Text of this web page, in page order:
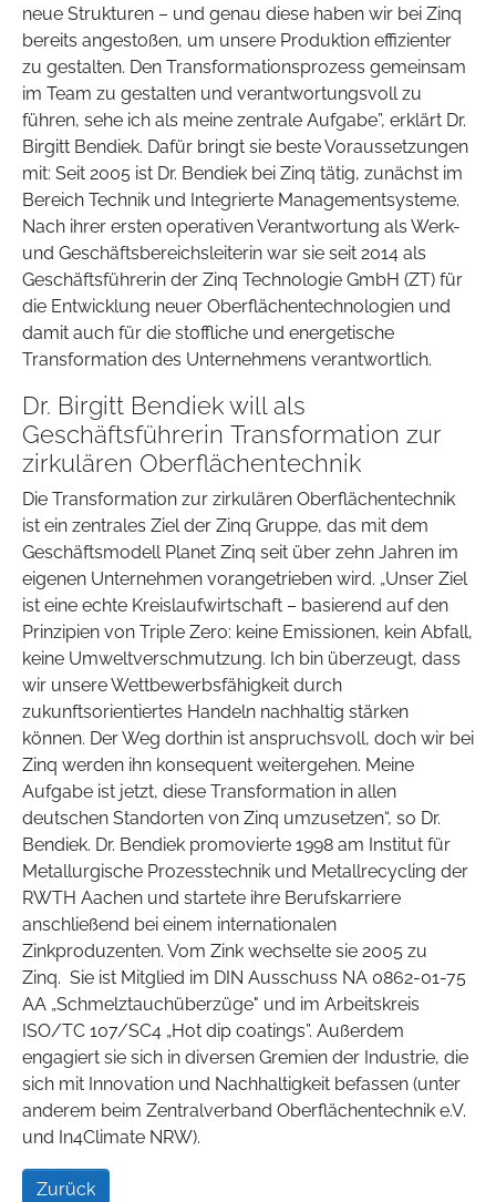
neue Strukturen – und genau diese haben wir bei Zinq
bereits angestoßen, um unsere Produktion effizienter
zu gestalten. Den Transformationsprozess gemeinsam
im Team zu gestalten und verantwortungsvoll zu
führen, sehe ich als meine zentrale Aufgabe”, erklärt Dr.
Birgitt Bendiek. Dafür bringt sie beste Voraussetzungen
mit: Seit 2005 ist Dr. Bendiek bei Zinq tätig, zunächst im
Bereich Technik und Integrierte Managementsysteme.
Nach ihrer ersten operativen Verantwortung als Werk-
und Geschäftsbereichsleiterin war sie seit 2014 als
Geschäftsführerin der Zinq Technologie GmbH (ZT) für
die Entwicklung neuer Oberflächentechnologien und
damit auch für die stoffliche und energetische
Transformation des Unternehmens verantwortlich.
Dr. Birgitt Bendiek will als
Geschäftsführerin Transformation zur
zirkulären Oberflächentechnik
Die Transformation zur zirkulären Oberflächentechnik
ist ein zentrales Ziel der Zinq Gruppe, das mit dem
Geschäftsmodell Planet Zinq seit über zehn Jahren im
eigenen Unternehmen vorangetrieben wird. „Unser Ziel
ist eine echte Kreislaufwirtschaft – basierend auf den
Prinzipien von Triple Zero: keine Emissionen, kein Abfall,
keine Umweltverschmutzung. Ich bin überzeugt, dass
wir unsere Wettbewerbsfähigkeit durch
zukunftsorientiertes Handeln nachhaltig stärken
können. Der Weg dorthin ist anspruchsvoll, doch wir bei
Zinq werden ihn konsequent weitergehen. Meine
Aufgabe ist jetzt, diese Transformation in allen
deutschen Standorten von Zinq umzusetzen“, so Dr.
Bendiek. Dr. Bendiek promovierte 1998 am Institut für
Metallurgische Prozesstechnik und Metallrecycling der
RWTH Aachen und startete ihre Berufskarriere
anschließend bei einem internationalen
Zinkproduzenten. Vom Zink wechselte sie 2005 zu
Zinq. Sie ist Mitglied im DIN Ausschuss NA 0862-01-75
AA „Schmelztauchüberzüge" und im Arbeitskreis
ISO/TC 107/SC4 „Hot dip coatings”. Außerdem
engagiert sie sich in diversen Gremien der Industrie, die
sich mit Innovation und Nachhaltigkeit befassen (unter
anderem beim Zentralverband Oberflächentechnik e.V.
und In4Climate NRW).
Zurück